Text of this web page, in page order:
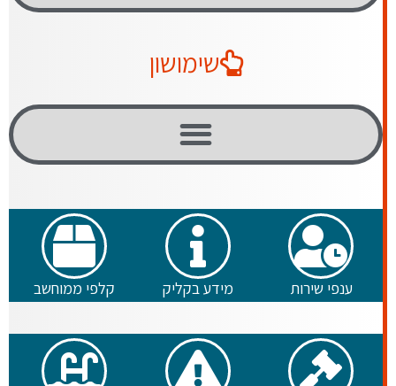
שימושון
ענפי שירות מידע בקליק קלפי ממוחשב